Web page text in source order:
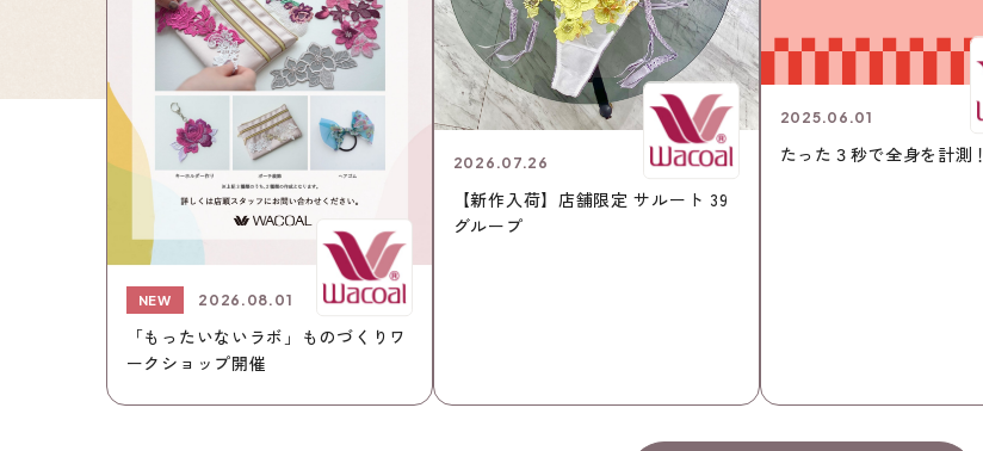
NEW 2026.08.01
「もったいないラボ」ものづくりワ
ークショップ開催
2026.07.26
【新作入荷】店舗限定 サルート 39
グループ
2025.06.01
たった３秒で全身を計測！